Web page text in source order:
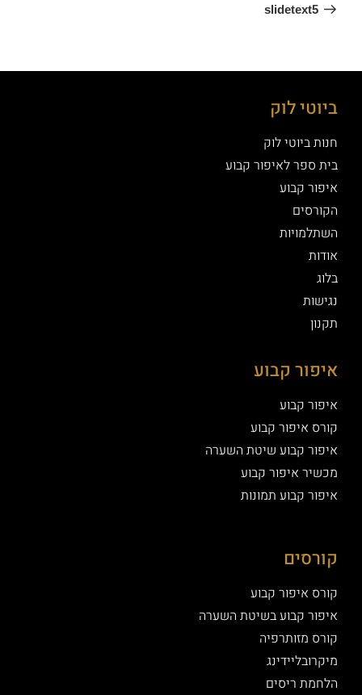
slidetext5
ביוטי לוק
חנות ביוטי לוק
בית ספר לאיפור קבוע
איפור קבוע
הקורסים
השתלמויות
אודות
בלוג
נגישות
תקנון
איפור קבוע
איפור קבוע
קורס איפור קבוע
איפור קבוע שיטת השערה
מכשיר איפור קבוע
איפור קבוע תמונות
קורסים
קורס איפור קבוע
איפור קבוע בשיטת השערה
קורס מזותרפיה
מיקרובליידינג
הלחמת ריסים